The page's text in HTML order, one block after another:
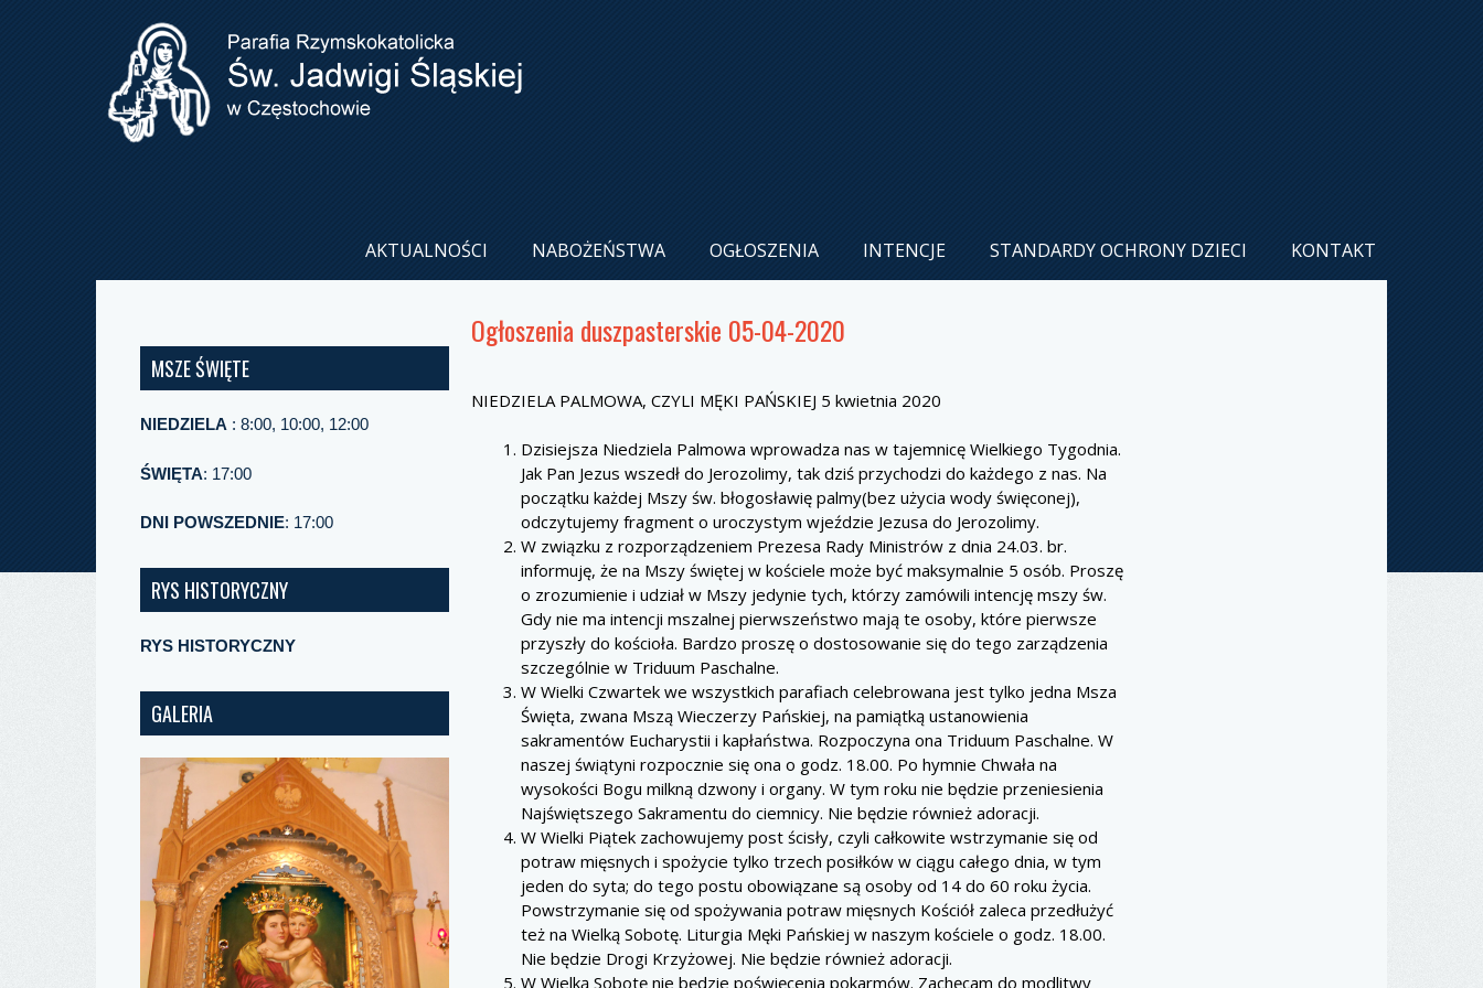
AKTUALNOŚCI NABOŻEŃSTWA OGŁOSZENIA INTENCJE STANDARDY OCHRONY DZIECI KONTAKT
MSZE ŚWIĘTE
NIEDZIELA : 8:00, 10:00, 12:00
ŚWIĘTA: 17:00
DNI POWSZEDNIE: 17:00
RYS HISTORYCZNY
RYS HISTORYCZNY
GALERIA
Ogłoszenia duszpasterskie 05-04-2020
NIEDZIELA PALMOWA, CZYLI MĘKI PAŃSKIEJ 5 kwietnia 2020
Dzisiejsza Niedziela Palmowa wprowadza nas w tajemnicę Wielkiego Tygodnia.
Jak Pan Jezus wszedł do Jerozolimy, tak dziś przychodzi do każdego z nas. Na
początku każdej Mszy św. błogosławię palmy(bez użycia wody święconej),
odczytujemy fragment o uroczystym wjeździe Jezusa do Jerozolimy.
W związku z rozporządzeniem Prezesa Rady Ministrów z dnia 24.03. br.
informuję, że na Mszy świętej w kościele może być maksymalnie 5 osób. Proszę
o zrozumienie i udział w Mszy jedynie tych, którzy zamówili intencję mszy św.
Gdy nie ma intencji mszalnej pierwszeństwo mają te osoby, które pierwsze
przyszły do kościoła. Bardzo proszę o dostosowanie się do tego zarządzenia
szczególnie w Triduum Paschalne.
W Wielki Czwartek we wszystkich parafiach celebrowana jest tylko jedna Msza
Święta, zwana Mszą Wieczerzy Pańskiej, na pamiątką ustanowienia
sakramentów Eucharystii i kapłaństwa. Rozpoczyna ona Triduum Paschalne. W
naszej świątyni rozpocznie się ona o godz. 18.00. Po hymnie Chwała na
wysokości Bogu milkną dzwony i organy. W tym roku nie będzie przeniesienia
Najświętszego Sakramentu do ciemnicy. Nie będzie również adoracji.
W Wielki Piątek zachowujemy post ścisły, czyli całkowite wstrzymanie się od
potraw mięsnych i spożycie tylko trzech posiłków w ciągu całego dnia, w tym
jeden do syta; do tego postu obowiązane są osoby od 14 do 60 roku życia.
Powstrzymanie się od spożywania potraw mięsnych Kościół zaleca przedłużyć
też na Wielką Sobotę. Liturgia Męki Pańskiej w naszym kościele o godz. 18.00.
Nie będzie Drogi Krzyżowej. Nie będzie również adoracji.
W Wielką Sobotę nie będzie poświęcenia pokarmów. Zachęcam do modlitwy